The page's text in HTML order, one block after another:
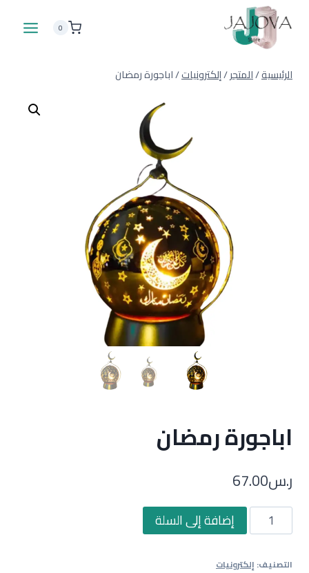
المحتوى
0
الرئيسية/المتجر/إلكترونيات/اباجورة رمضان
اباجورة رمضان
ر.س67.00
كمية
اباجورة
إضافة إلى السلة
التصنيف: إلكترونيات